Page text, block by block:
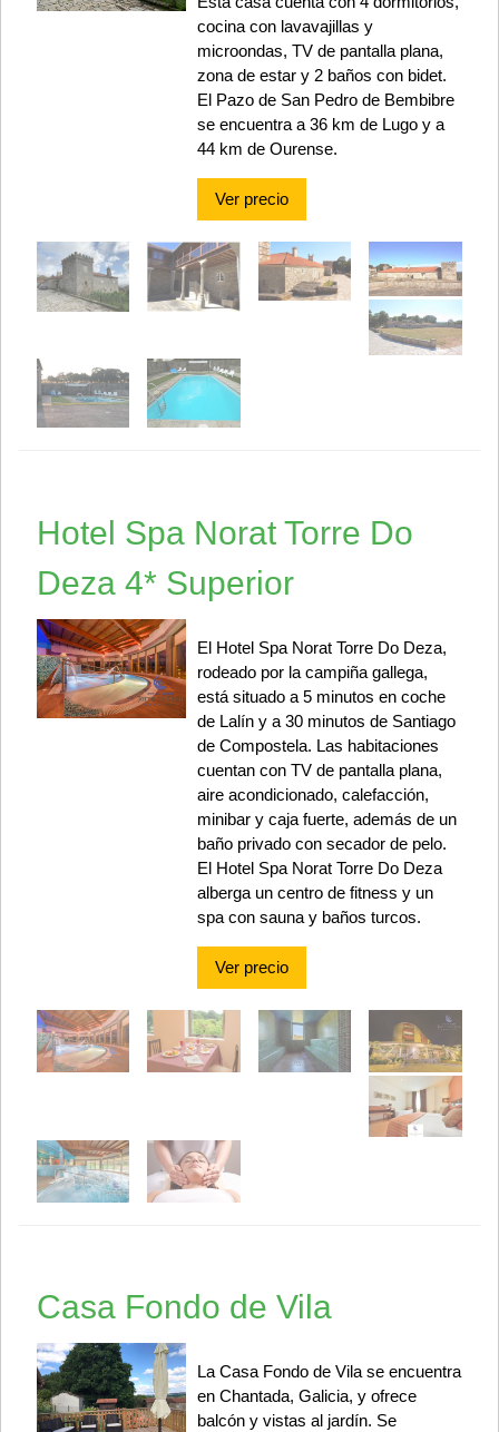
cocina con lavavajillas y
microondas, TV de pantalla plana,
zona de estar y 2 baños con bidet.
El Pazo de San Pedro de Bembibre
se encuentra a 36 km de Lugo y a
44 km de Ourense.
Ver precio
Hotel Spa Norat Torre Do
Deza 4* Superior
El Hotel Spa Norat Torre Do Deza,
rodeado por la campiña gallega,
está situado a 5 minutos en coche
de Lalín y a 30 minutos de Santiago
de Compostela. Las habitaciones
cuentan con TV de pantalla plana,
aire acondicionado, calefacción,
minibar y caja fuerte, además de un
baño privado con secador de pelo.
El Hotel Spa Norat Torre Do Deza
alberga un centro de fitness y un
spa con sauna y baños turcos.
Ver precio
Casa Fondo de Vila
La Casa Fondo de Vila se encuentra
en Chantada, Galicia, y ofrece
balcón y vistas al jardín. Se